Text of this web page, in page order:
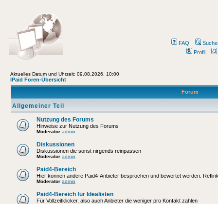
FAQ
Profil
Aktuelles Datum und Uhrzeit: 09.08.2026, 10:00
IPaid Foren-Übersicht
Forum
Allgemeiner Teil
Nutzung des Forums
Hinweise zur Nutzung des Forums
Moderator admin
Diskussionen
Diskussionen die sonst nirgends reinpassen
Moderator admin
Paid4-Bereich
Hier können andere Paid4-Anbieter besprochen und bewertet werden.
Moderator admin
Paid4-Bereich für Idealisten
Für Vollzeitklicker, also auch Anbieter die weniger pro Kontakt zahlen